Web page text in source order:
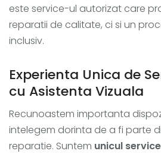
este service-ul autorizat care
reparatii de calitate, ci si un
inclusiv.
Experienta Unica de
cu Asistenta Vizuala
Recunoastem importanta
intelegem dorinta de a fi parte
reparatie. Suntem unicul